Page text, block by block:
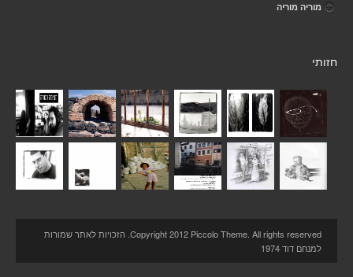
מוריה מוריה
חזותי
Copyright 2012 Piccolo Theme. All rights reserved. הזכויות לאתר שמורות
למנחם דוד 1974